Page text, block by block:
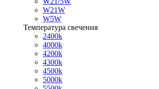
W21W
W5W
Температура свечения
2400k
4000k
4200k
4300k
4500k
5000k